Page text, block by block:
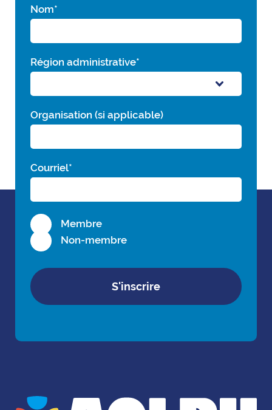
Nom*
Région administrative*
Organisation (si applicable)
Courriel*
Membre
Non-membre
S'inscrire